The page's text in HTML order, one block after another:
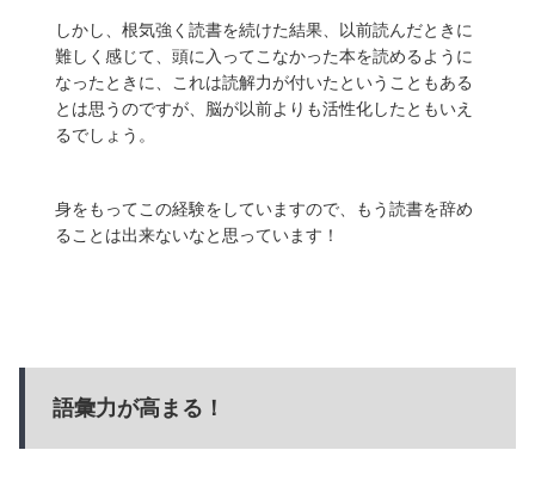
しかし、根気強く読書を続けた結果、以前読んだときに
難しく感じて、頭に入ってこなかった本を読めるように
なったときに、これは読解力が付いたということもある
とは思うのですが、脳が以前よりも活性化したともいえ
るでしょう。
身をもってこの経験をしていますので、もう読書を辞め
ることは出来ないなと思っています！
語彙力が高まる！